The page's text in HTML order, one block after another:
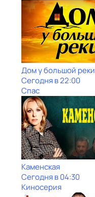
Дом у большой реки
Сегодня в 22:00
Спас
Каменская
Сегодня в 04:30
Киносерия